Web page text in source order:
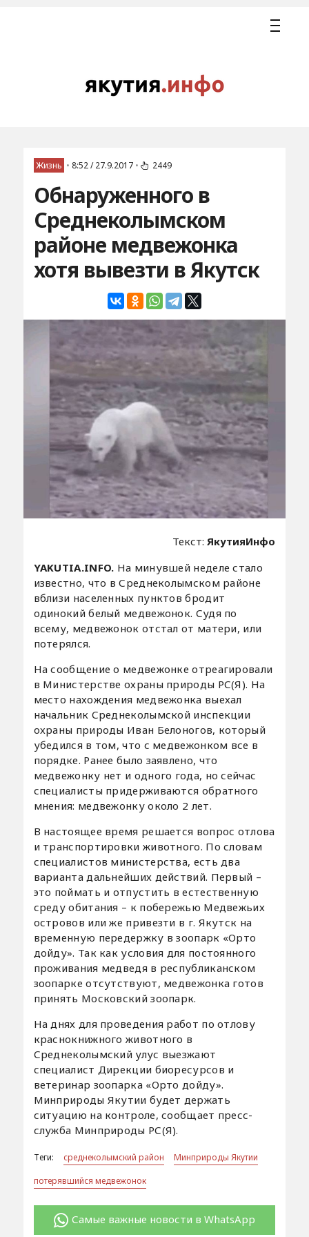
Жизнь • 8:52 / 27.9.2017 • 2449
Обнаруженного в
Среднеколымском
районе медвежонка
хотя вывезти в Якутск
Текст:ЯкутияИнфо
YAKUTIA.INFO. На минувшей неделе стало
известно, что в Среднеколымском районе
вблизи населенных пунктов бродит
одинокий белый медвежонок. Судя по
всему, медвежонок отстал от матери, или
потерялся.
На сообщение о медвежонке отреагировали
в Министерстве охраны природы РС(Я). На
место нахождения медвежонка выехал
начальник Среднеколымской инспекции
охраны природы Иван Белоногов, который
убедился в том, что с медвежонком все в
порядке. Ранее было заявлено, что
медвежонку нет и одного года, но сейчас
специалисты придерживаются обратного
мнения: медвежонку около 2 лет.
В настоящее время решается вопрос отлова
и транспортировки животного. По словам
специалистов министерства, есть два
варианта дальнейших действий. Первый –
это поймать и отпустить в естественную
среду обитания – к побережью Медвежьих
островов или же привезти в г. Якутск на
временную передержку в зоопарк «Орто
дойду». Так как условия для постоянного
проживания медведя в республиканском
зоопарке отсутствуют, медвежонка готов
принять Московский зоопарк.
На днях для проведения работ по отлову
краснокнижного животного в
Среднеколымский улус выезжают
специалист Дирекции биоресурсов и
ветеринар зоопарка «Орто дойду».
Минприроды Якутии будет держать
ситуацию на контроле, сообщает пресс-
служба Минприроды РС(Я).
Теги: среднеколымский район
Минприроды Якутии
потерявшийся медвежонок
Самые важные новости в WhatsApp